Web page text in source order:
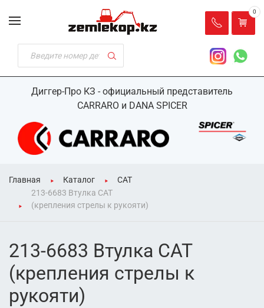
Диггер-Про КЗ - официальный представитель
CARRARO и DANA SPICER
0
Главная Каталог
CAT
213-6683 Втулка CAT
(крепления стрелы к рукояти)
213-6683 Втулка CAT
(крепления стрелы к
рукояти)